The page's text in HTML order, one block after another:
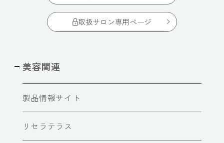
取扱サロン専用ページ
美容関連
製品情報サイト
リセラテラス